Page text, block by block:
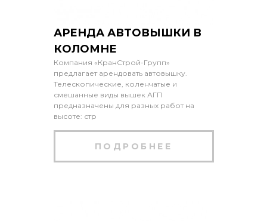
АРЕНДА АВТОВЫШКИ В
КОЛОМНЕ
Компания «КранСтрой-Групп»
предлагает арендовать автовышку.
Телескопические, коленчатые и
смешанные виды вышек АГП
предназначены для разных работ на
высоте: стр
ПОДРОБНЕЕ